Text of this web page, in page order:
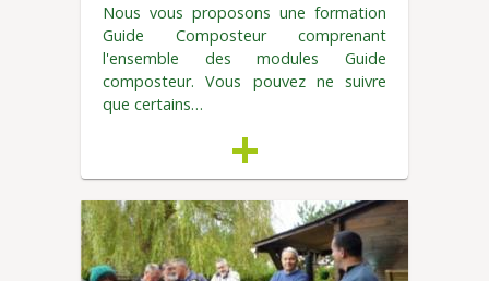
Nous vous proposons une formation
Guide Composteur comprenant
l'ensemble des modules Guide
composteur. Vous pouvez ne suivre
que certains…
+